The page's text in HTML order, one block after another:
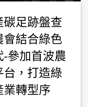
碳足跡盤查
會結合綠色
-參加首波農
台，打造綠
業轉型序